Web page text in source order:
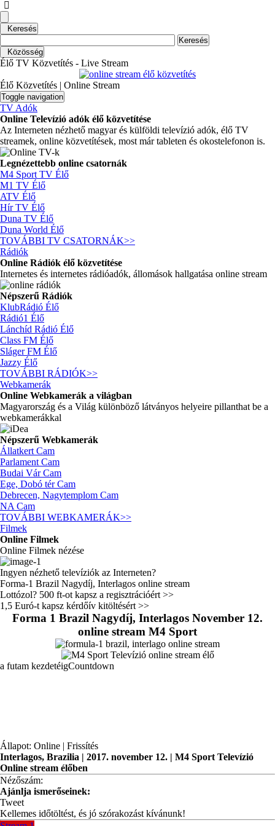
Keresés
Közösség
Élő TV Közvetítés - Live Stream
Élő Közvetítés | Online Stream
Toggle navigation
TV Adók
Online Televízió adók élő közvetítése
Az Interneten nézhető magyar és külföldi televízió adók, élő TV
streamek, online közvetítések, most már tableten és okostelefonon is.
Legnézettebb online csatornák
M4 Sport TV Élő
M1 TV Élő
ATV Élő
Hír TV Élő
Duna TV Élő
Duna World Élő
TOVÁBBI TV CSATORNÁK>>
Rádiók
Online Rádiók élő közvetítése
Internetes és internetes rádióadók, állomások hallgatása online stream
Népszerű Rádiók
KlubRádió Élő
Rádió1 Élő
Lánchíd Rádió Élő
Class FM Élő
Sláger FM Élő
Jazzy Élő
TOVÁBBI RÁDIÓK>>
Webkamerák
Online Webkamerák a világban
Magyarország és a Világ különböző látványos helyeire pillanthat be a
webkamerákkal
Népszerű Webkamerák
Állatkert Cam
Parlament Cam
Budai VárCam
Ege, Dobó térCam
Debrecen, Nagytemplom Cam
NA Cam
TOVÁBBI WEBKAMERÁK>>
Filmek
Online Filmek
Online Filmek nézése
Ingyen nézhető televíziók az Interneten?
Forma-1 Brazil Nagydíj, Interlagos online stream
Lottózol? 500 ft-ot kapsz a regisztrációért >>
1,5 Euró-t kapsz kérdőív kitöltésért >>
Forma 1 Brazil Nagydíj, Interlagos November 12.
online stream M4 Sport
a futam kezdetéigCountdown
Állapot: Online | Frissítés
Interlagos, Brazilia | 2017. november 12. | M4 Sport Televízió
Online stream élőben
Nézőszám:
Ajánlja ismerőseinek:
Tweet
Kellemes időtöltést, és jó szórakozást kívánunk!